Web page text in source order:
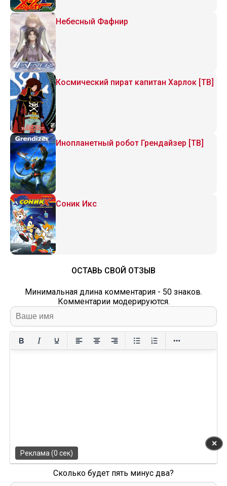
Небесный Фафнир
Космический пират капитан Харлок [ТВ]
Инопланетный робот Грендайзер [ТВ]
Соник Икс
ОСТАВЬ СВОЙ ОТЗЫВ
Минимальная длина комментария - 50 знаков.
Комментарии модерируются.
Сколько будет пять минус два?
✕
Реклама (0 сек)